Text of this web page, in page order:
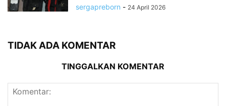
sergapreborn - 24 April 2026
TIDAK ADA KOMENTAR
TINGGALKAN KOMENTAR